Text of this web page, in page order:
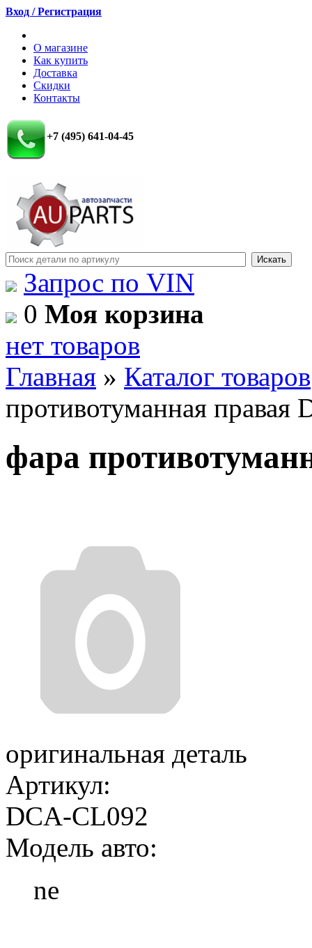
Вход / Регистрация
О магазине
Как купить
Доставка
Скидки
Контакты
+7 (495) 641-04-45
Запрос по VIN
0 Моя корзина
нет товаров
Главная » Каталог товаров
противотуманная правая
фара
оригинальная деталь
Артикул:
DCA-CL092
Модель авто:
ne